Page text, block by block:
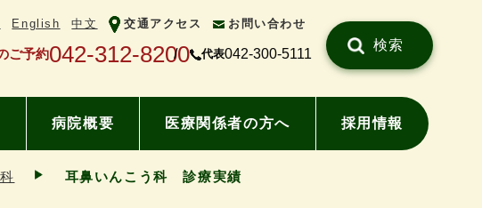
English 中文 交通アクセス お問い合わせ
ご予約042-312-8200 代表042-300-5111
検索
病院概要 医療関係者の方へ 採用情報
耳鼻いんこう科 診療実績